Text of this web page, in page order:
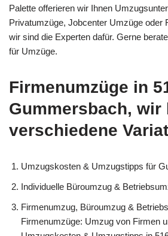
Palette offerieren wir Ihnen
Privatumzüge, Jobcenter Umzüge oder
wir sind die Experten dafür. Gerne
für Umzüge.
Firmenumzüge in
Gummersbach, wir
verschiedene
Umzugskosten & Umzugstipps für
Individuelle Büroumzug &
Firmenumzug, Büroumzug &
Firmenumzüge: Umzug von Firmen